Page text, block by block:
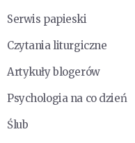
Serwis papieski
Czytania liturgiczne
Artykuły blogerów
Psychologia na co dzień
Ślub